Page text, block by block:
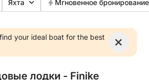
Яхта Мгновенное бронирование
your ideal boat for the best
лодки - Finike